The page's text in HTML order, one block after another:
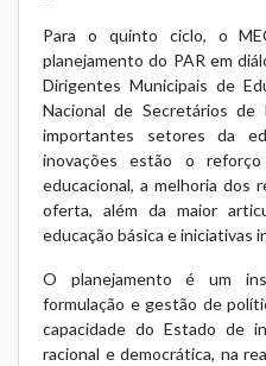
Para o quinto ciclo, o
planejamento do PAR em
Dirigentes Municipais de
Nacional de Secretários de
importantes setores da
inovações estão o
educacional, a melhoria dos
oferta, além da maior
educação básica e iniciativas
O planejamento é um
formulação e gestão de
capacidade do Estado de
racional e democrática, na